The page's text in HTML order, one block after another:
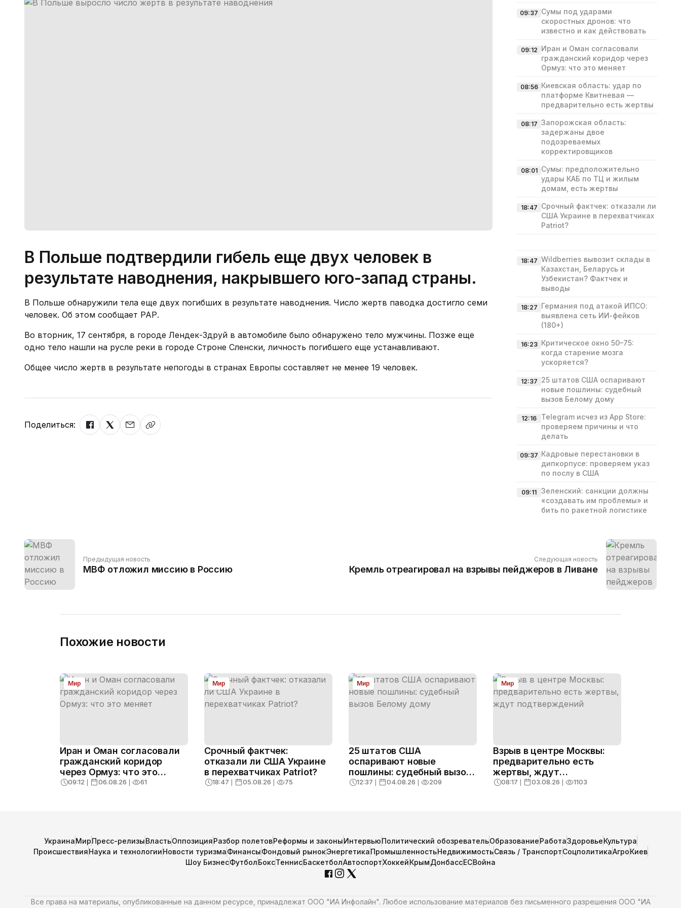
В Польше подтвердили гибель еще двух человек в
результате наводнения, накрывшего юго-запад страны.
В Польше обнаружили тела еще двух погибших в результате наводнения. Число жертв паводка достигло семи
человек. Об этом сообщает РАР.
Во вторник, 17 сентября, в городе Лендек-Здруй в автомобиле было обнаружено тело мужчины. Позже еще
одно тело нашли на русле реки в городе Строне Сленски, личность погибшего еще устанавливают.
Общее число жертв в результате непогоды в странах Европы составляет не менее 19 человек.
Поделиться:
09:37 Сумы под ударами
скоростных дронов: что
известно и как действовать
09:12 Иран и Оман согласовали
гражданский коридор через
Ормуз: что это меняет
08:56 Киевская область: удар по
платформе Квитневая —
предварительно есть жертвы
08:17 Запорожская область:
задержаны двое
подозреваемых
корректировщиков
08:01 Сумы: предположительно
удары КАБ по ТЦ и жилым
домам, есть жертвы
18:47 Срочный фактчек: отказали ли
США Украине в перехватчиках
Patriot?
18:47 Wildberries вывозит склады в
Казахстан, Беларусь и
Узбекистан? Фактчек и
выводы
18:27 Германия под атакой ИПСО:
выявлена сеть ИИ‑фейков
(180+)
16:23 Критическое окно 50–75:
когда старение мозга
ускоряется?
12:37 25 штатов США оспаривают
новые пошлины: судебный
вызов Белому дому
12:16
Telegram исчез из App Store:
проверяем причины и что
делать
09:37 Кадровые перестановки в
дипкорпусе: проверяем указ
по послу в США
09:11 Зеленский: санкции должны
«создавать им проблемы» и
бить по ракетной логистике
Предыдущая новость
МВФ отложил миссию в Россию
Следующая новость
Кремль отреагировал на взрывы пейджеров в Ливане
Похожие новости
Мир
Иран и Оман согласовали
гражданский коридор
через Ормуз: что это
меняет
09:12 ❘ 06.08.26 ❘ 61
Мир
Срочный фактчек:
отказали ли США Украине
в перехватчиках Patriot?
18:47 ❘ 05.08.26 ❘ 75
Мир
25 штатов США
оспаривают новые
пошлины: судебный вызов
Белому дому
12:37 ❘ 04.08.26 ❘ 209
Мир
Взрыв в центре Москвы:
предварительно есть
жертвы, ждут
подтверждений
08:17 ❘ 03.08.26 ❘ 1103
УкраинаМирПресс-релизыВластьОппозицияРазбор полетовРеформы и законыИнтервьюПолитический обозревательОбразованиеРаботаЗдоровьеКультура
ПроисшествияНаука и технологииНовости туризмаФинансыФондовый рынокЭнергетикаПромышленностьНедвижимостьСвязь / ТранспортСоцполитикаАгроКиев
Шоу БизнесФутболБоксТеннисБаскетболАвтоспортХоккейКрымДонбассЕСВойна
Все права на материалы, опубликованные на данном ресурсе, принадлежат ООО "ИА Инфолайн". Любое использование материалов без письменного разрешения ООО "ИА